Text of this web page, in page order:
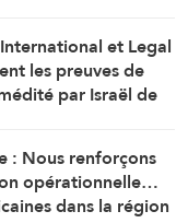
et Legal
les preuves de
par Israël de
: Nous renforçons
opérationnelle…
dans la région